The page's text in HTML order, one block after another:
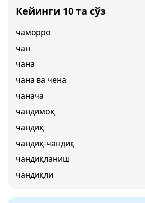
Кейинги 10 та сўз
чаморро
чан
чана
чана ва чена
чанача
чандимоқ
чандиқ
чандиқ-чандиқ
чандиқланиш
чандиқли